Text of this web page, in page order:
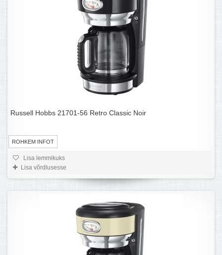
Russell Hobbs 21701-56 Retro Classic Noir
ROHKEM INFOT
Lisa lemmikuks
Lisa võrdlusesse